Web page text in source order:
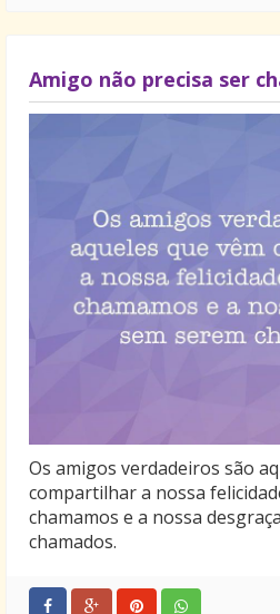
Amigo não precisa ser
Os amigos verdadeiros são
compartilhar a nossa
chamamos e a nossa
chamados.